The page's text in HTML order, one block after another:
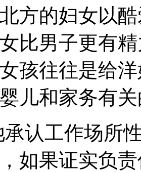
方的妇女以
比男子更有
孩往往是给
儿和家务有
承认工作场所
如果证实负